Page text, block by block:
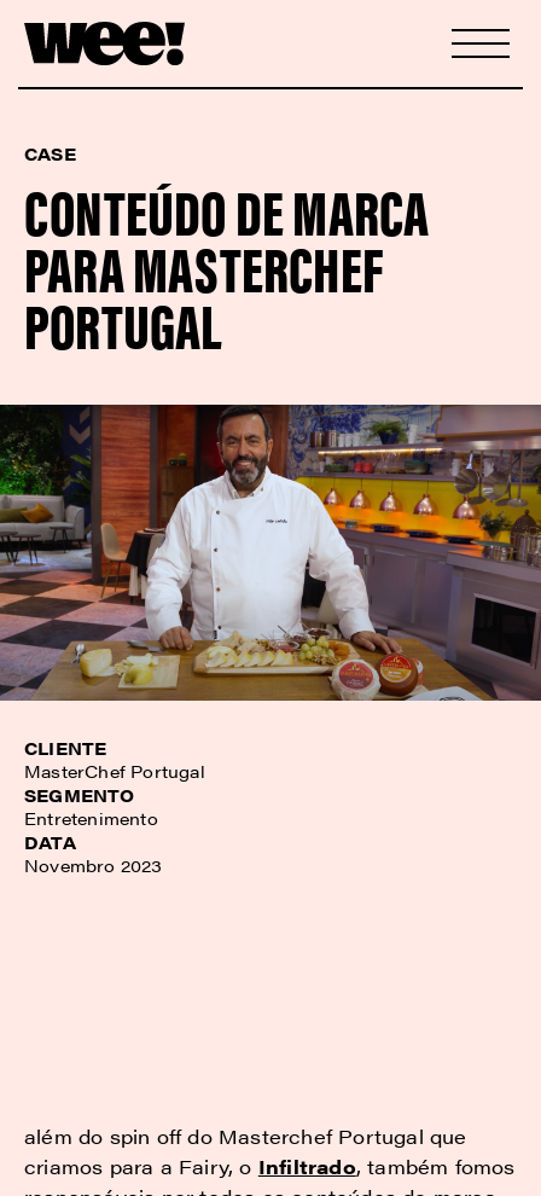
CASE
CONTEÚDO DE MARCA
PARA MASTERCHEF
PORTUGAL
CLIENTE
MasterChef Portugal
SEGMENTO
Entretenimento
DATA
Novembro 2023
além do spin off do Masterchef Portugal que
criamos para a Fairy, o Infiltrado, também fomos